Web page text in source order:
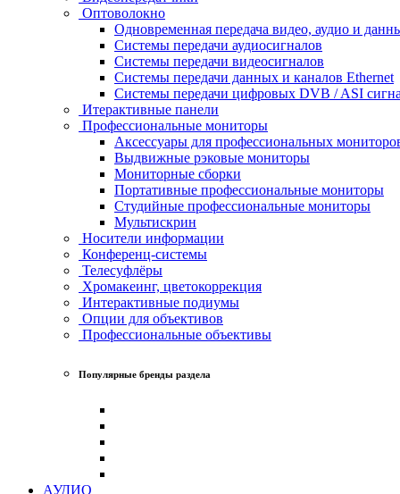
Оптоволокно
Одновременная передача видео, аудио и
Системы передачи аудиосигналов
Системы передачи видеосигналов
Системы передачи данных и каналов Ethernet
Системы передачи цифровых DVB / ASI
Итерактивные панели
Профессиональные мониторы
Аксессуары для профессиональных
Выдвижные рэковые мониторы
Мониторные сборки
Портативные профессиональные мониторы
Студийные профессиональные мониторы
Мультискрин
Носители информации
Конференц-системы
Телесуфлёры
Хромакеинг, цветокоррекция
Интерактивные подиумы
Опции для объективов
Профессиональные объективы
Популярные бренды раздела
АУДИО